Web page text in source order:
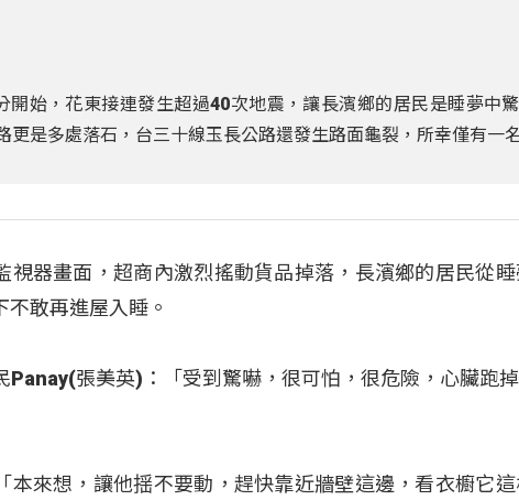
開始，花東接連發生超過40次地震，讓長濱鄉的居民是睡夢中
更是多處落石，台三十線玉長公路還發生路面龜裂，所幸僅有一
視器畫面，超商內激烈搖動貨品掉落，長濱鄉的居民從
不敢再進屋入睡。
Panay(張美英)：「受到驚嚇，很可怕，很危險，心臟跑
本來想，讓他揺不要動，趕快靠近牆壁這邊，看衣櫥它這